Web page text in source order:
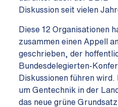
Diskussion seit vielen
Diese 12 Organisationen
zusammen einen Appell
geschrieben, der
Bundesdelegierten-
Diskussionen führen
um Gentechnik in der
das neue grüne